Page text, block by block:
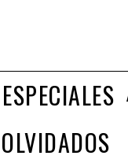
ESPECIALES